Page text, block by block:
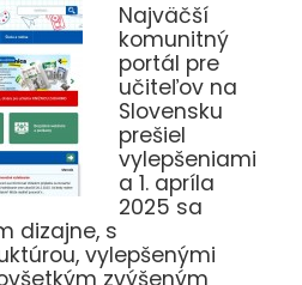
Najväčší
komunitný
portál pre
učiteľov na
Slovensku
prešiel
vylepšeniami
a 1. apríla
2025 sa
dizajne, s
vylepšenými
zvýšeným